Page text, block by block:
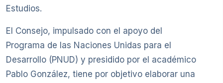
Estudios.
El Consejo, impulsado con el apoyo del
Programa de las Naciones Unidas para el
Desarrollo (PNUD) y presidido por el académico
Pablo González, tiene por objetivo elaborar una